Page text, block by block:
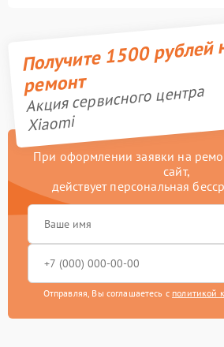
Получите 1500 рублей
ремонт
Акция сервисного центра
Xiaomi
При оформлении заявки на
сайт,
действует персональная
Отправляя, Вы соглашаетесь с политикой